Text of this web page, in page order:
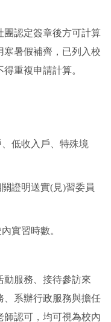
團認定簽章後方可計算
寒暑假補齊，已列入校
重複申請計算。
低收入戶、特殊境
證明送實(見)習委員
實習時數。
動服務、接待參訪來
、系辦行政服務與擔任
認可，均可視為校內